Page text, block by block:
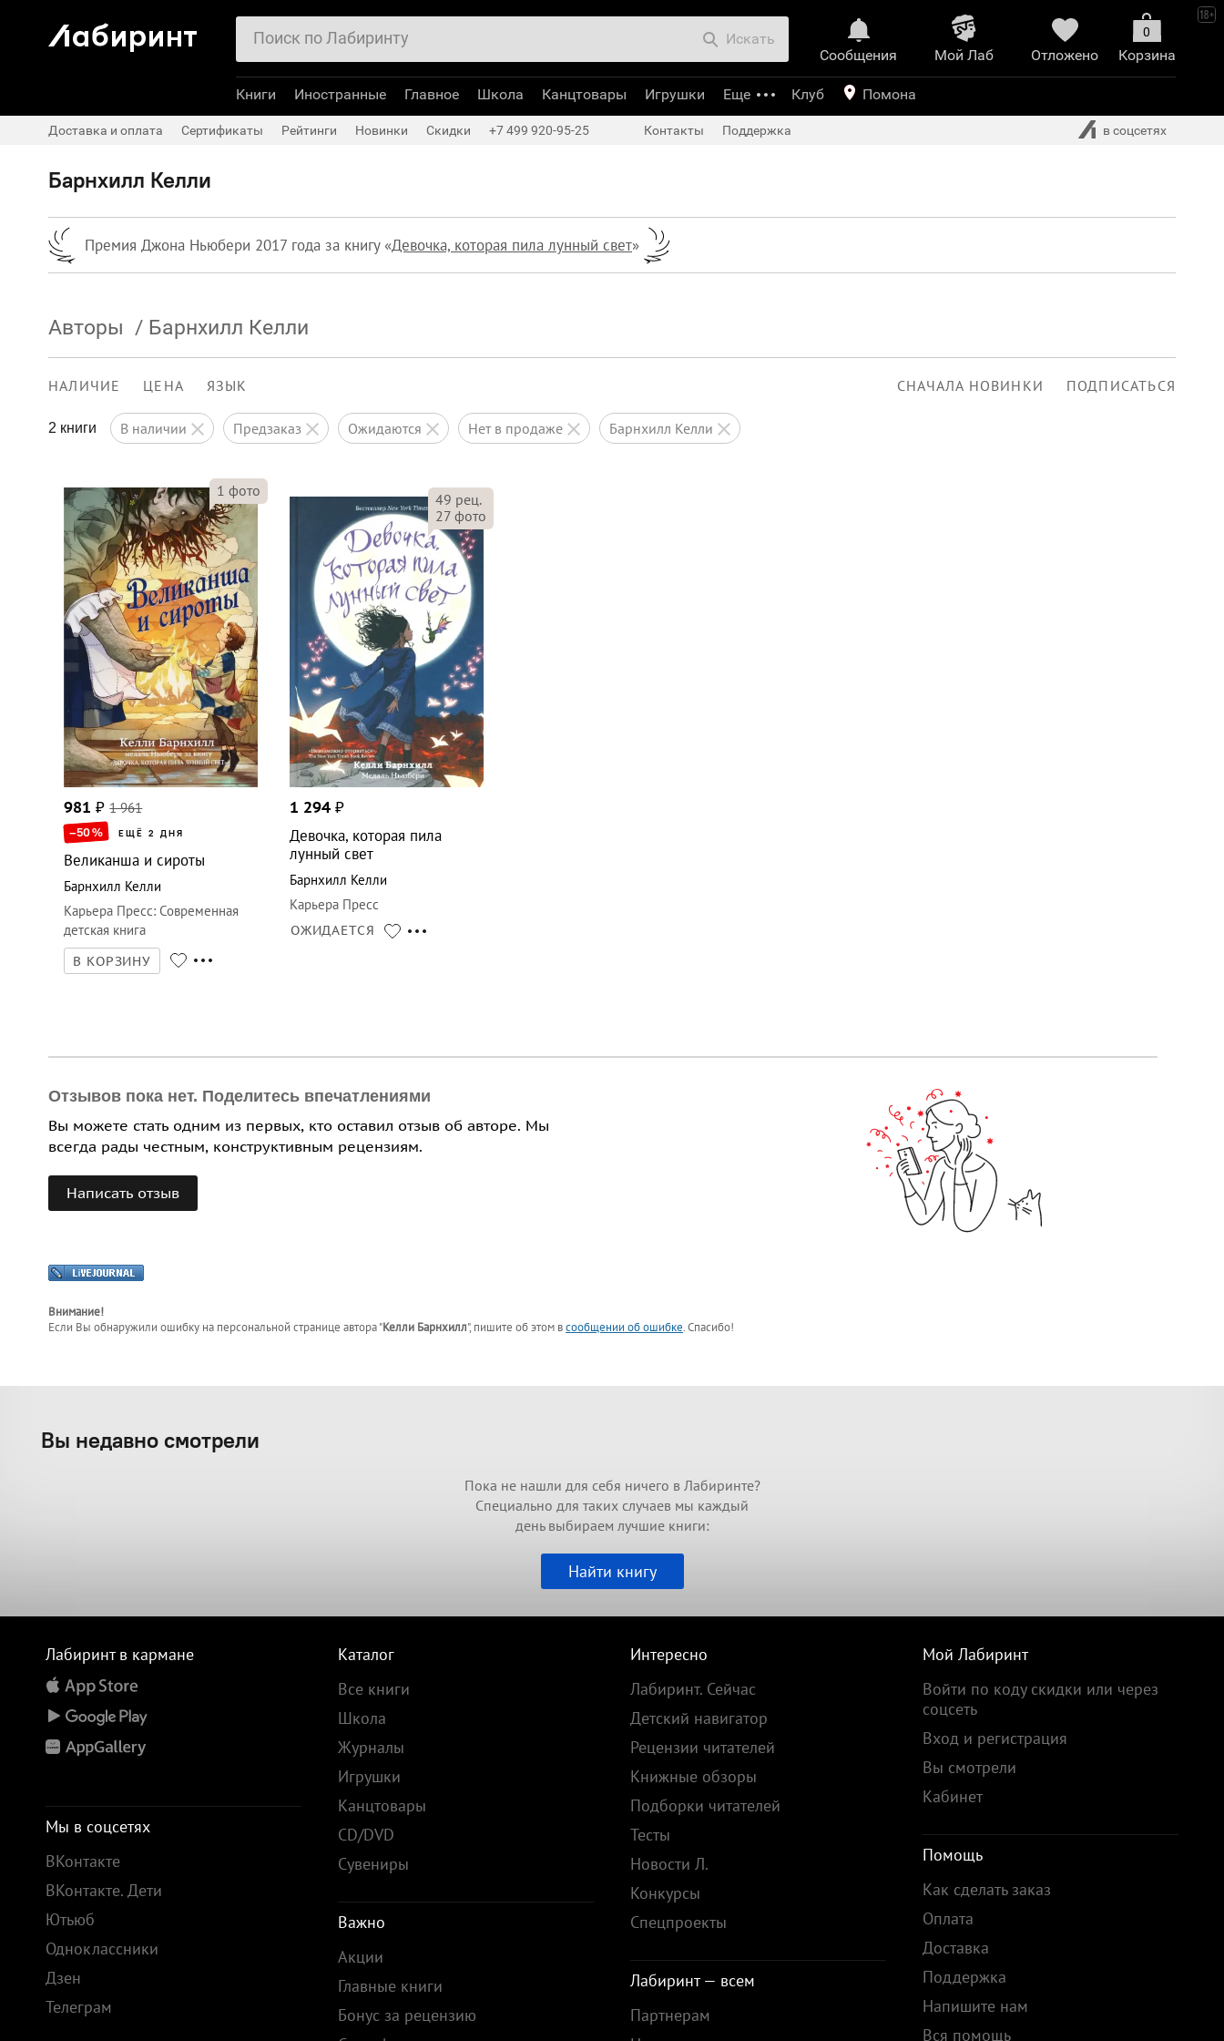
Барнхилл Келли
Премия Джона Ньюбери 2017 года за книгу «Девочка, которая пила лунный свет»
Авторы / Барнхилл Келли
НАЛИЧИЕ ЦЕНА ЯЗЫК СНАЧАЛА НОВИНКИ ПОДПИСАТЬСЯ
2 книги в наличии предзаказ ожидаются нет в продаже Барнхилл Келли
1 фото
981 ₽1 961
–50% ЕЩЁ 2 ДНЯ
Великанша и сироты
Барнхилл Келли
Карьера Пресс: Современная
детская книга
В КОРЗИНУ
49 рец.
27фото
1 294 ₽
Девочка, которая пила
лунный свет
Барнхилл Келли
Карьера Пресс
ОЖИДАЕТСЯ
Отзывов пока нет. Поделитесь впечатлениями
Вы можете стать одним из первых, кто оставил отзыв об авторе. Мы
всегда рады честным, конструктивным рецензиям.
Написать отзыв
Внимание!
Если Вы обнаружили ошибку на персональной странице автора "Келли Барнхилл", пишите об этом всообщении об ошибке. Спасибо!
Сообщения
Mой Лаб​
иринт
Отложено
0
Корзина
Искать
Книги Иностранные Главное Школа Канцтовары Игрушки Еще Клуб Помона
Доставка и оплата Сертификаты Рейтинги Новинки Скидки +7 499 920-95-25 Контакты Поддержка в соцсетях
Вы недавно смотрели
Пока не нашли для себя ничего в Лабиринте?
Специально для таких случаев мы каждый
день выбираем лучшие книги:
Найти книгу
Лабиринт в кармане
Мы в соцсетях
ВКонтакте
ВКонтакте. Дети
Ютьюб
Одноклассники
Дзен
Телеграм
Каталог
Все книги
Школа
Журналы
Игрушки
Канцтовары
CD/DVD
Сувениры
Важно
Акции
Главные книги
Бонус за рецензию
Интересно
Лабиринт. Сейчас
Детский навигатор
Рецензии читателей
Книжные обзоры
Подборки читателей
Тесты
Новости Л.
Конкурсы
Спецпроекты
Лабиринт — всем
Партнерам
Мой Лабиринт
Войти по коду скидки или через
соцсеть
Вход и регистрация
Вы смотрели
Кабинет
Помощь
Как сделать заказ
Оплата
Доставка
Поддержка
Напишите нам
Вся помощь